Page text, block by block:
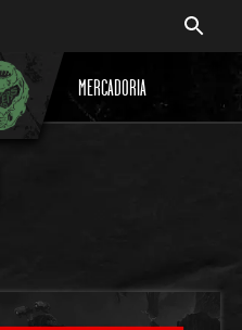
MERCADORIA